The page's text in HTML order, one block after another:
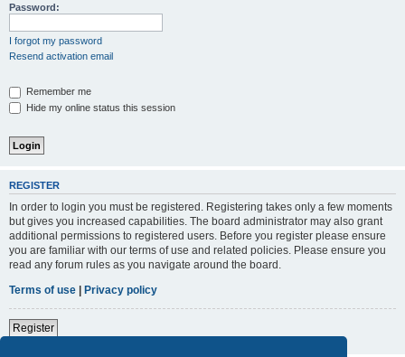
Password:
I forgot my password
Resend activation email
Remember me
Hide my online status this session
REGISTER
In order to login you must be registered. Registering takes only a few moments
but gives you increased capabilities. The board administrator may also grant
additional permissions to registered users. Before you register please ensure
you are familiar with our terms of use and related policies. Please ensure you
read any forum rules as you navigate around the board.
Terms of use | Privacy policy
Register